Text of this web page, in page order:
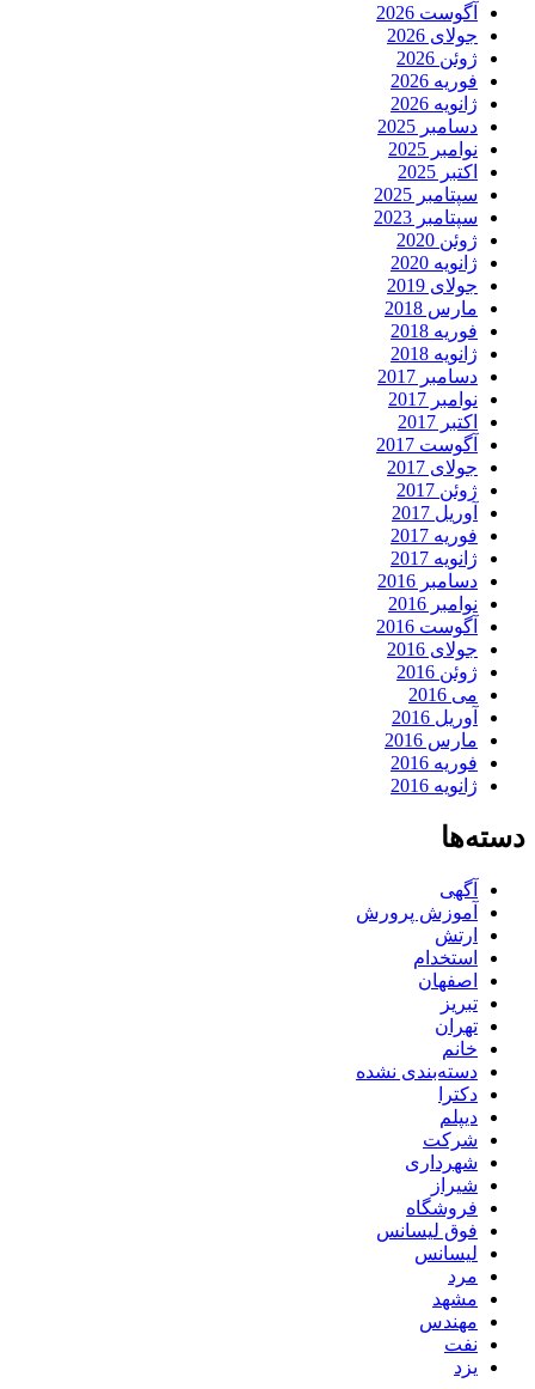
آگوست 2026
جولای 2026
ژوئن 2026
فوریه 2026
ژانویه 2026
دسامبر 2025
نوامبر 2025
اکتبر 2025
سپتامبر 2025
سپتامبر 2023
ژوئن 2020
ژانویه 2020
جولای 2019
مارس 2018
فوریه 2018
ژانویه 2018
دسامبر 2017
نوامبر 2017
اکتبر 2017
آگوست 2017
جولای 2017
ژوئن 2017
آوریل 2017
فوریه 2017
ژانویه 2017
دسامبر 2016
نوامبر 2016
آگوست 2016
جولای 2016
ژوئن 2016
می 2016
آوریل 2016
مارس 2016
فوریه 2016
ژانویه 2016
دسته‌ها
آگهی
آموزش پرورش
ارتش
استخدام
اصفهان
تبریز
تهران
خانم
دسته‌بندی نشده
دکترا
دیپلم
شرکت
شهرداری
شیراز
فروشگاه
فوق لیسانس
لیسانس
مرد
مشهد
مهندس
نفت
یزد